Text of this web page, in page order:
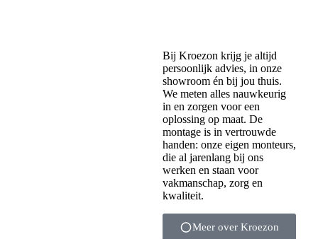
Bij Kroezon krijg je altijd
persoonlijk advies, in onze
showroom én bij jou thuis.
We meten alles nauwkeurig
in en zorgen voor een
oplossing op maat. De
montage is in vertrouwde
handen: onze eigen monteurs,
die al jarenlang bij ons
werken en staan voor
vakmanschap, zorg en
kwaliteit.
Meer over Kroezon